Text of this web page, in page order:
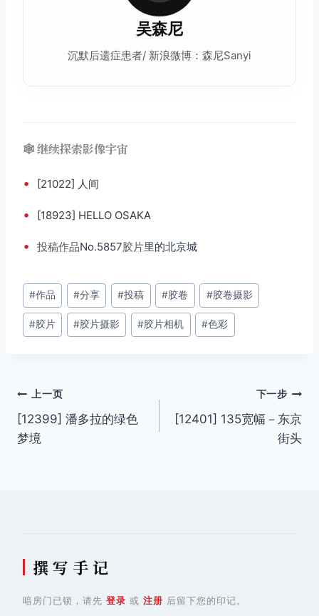
吴森尼
沉默后遗症患者/ 新浪微博：森尼Sanyi
🕸️ 继续探索影像宇宙
• [21022] 人间
• [18923] HELLO OSAKA
• 投稿作品No.5857胶片里的北京城
文
章
标
#作品 #分享 #投稿 #胶卷 #胶卷摄影
#胶片 #胶片摄影 #胶片相机 #色彩
文
章
上一页
[12399] 潘多拉的绿色
梦境
下一步
[12401] 135宽幅－东京
街头
撰 写 手 记
暗房门已锁，请先 登录 或 注册 后留下您的印记。